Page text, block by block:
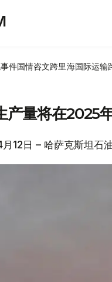
事件国情咨文跨里海国际运输
产量将在2025
12日 – 哈萨克斯坦石